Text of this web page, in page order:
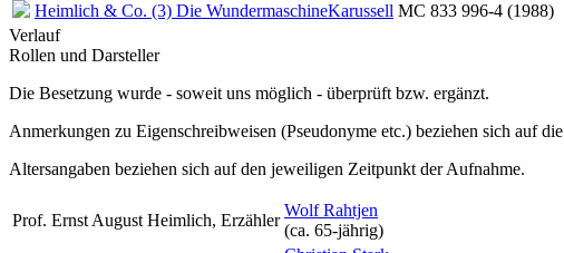
Heimlich & Co. (3) Die WundermaschineKarussell MC 833 996-4 (1988)
Verlauf
Rollen und Darsteller
Die Besetzung wurde - soweit uns möglich - überprüft bzw. ergänzt.
Anmerkungen zu Eigenschreibweisen (Pseudonyme etc.) beziehen sich auf die
Altersangaben beziehen sich auf den jeweiligen Zeitpunkt der Aufnahme.
Prof. Ernst August Heimlich, Erzähler
Wolf Rahtjen
(ca. 65‑jährig)